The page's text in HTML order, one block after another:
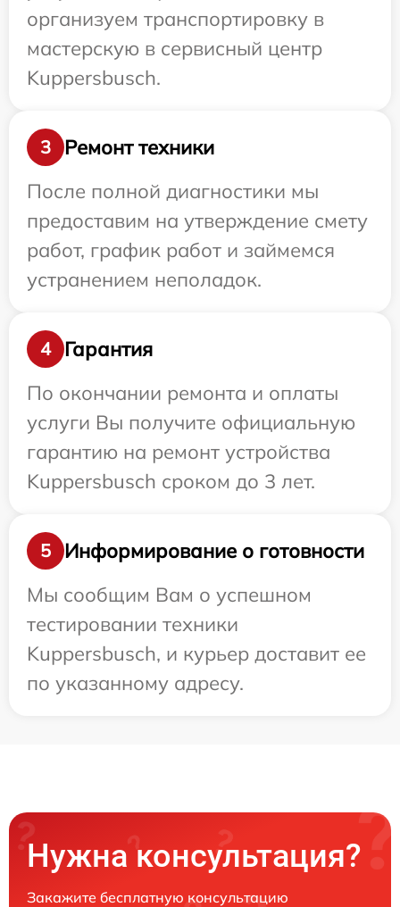
организуем транспортировку в
мастерскую в сервисный центр
Kuppersbusch.
3
Ремонт техники
После полной диагностики мы
предоставим на утверждение смету
работ, график работ и займемся
устранением неполадок.
4
Гарантия
По окончании ремонта и оплаты
услуги Вы получите официальную
гарантию на ремонт устройства
Kuppersbusch сроком до 3 лет.
5
Информирование о готовности
Мы сообщим Вам о успешном
тестировании техники
Kuppersbusch, и курьер доставит ее
по указанному адресу.
Нужна консультация?
Закажите бесплатную консультацию